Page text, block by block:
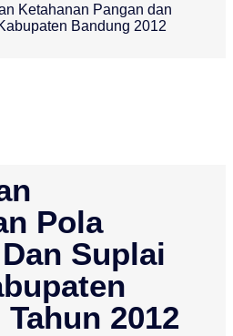
Ketahanan Pangan dan
Bandung 2012
Pola
Suplai
2012